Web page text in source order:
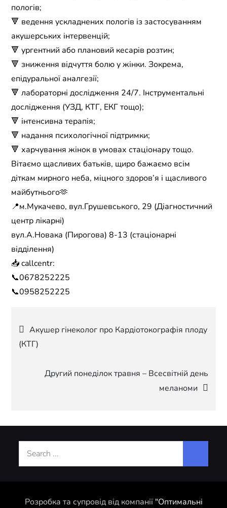
пологів;
🔻 ведення ускладнених пологів із застосуванням
акушерських інтервенцій;
🔻 ургентний або плановий кесарів розтин;
🔻 зниження відчуття болю у жінки. Зокрема,
епідуральної аналгезії;
🔻 лабораторні дослідження 24/7. Інструментальні
дослідження (УЗД, КТГ, ЕКГ тощо);
🔻 інтенсивна терапія;
🔻 надання психологічної підтримки;
🔻 харчування жінок в умовах стаціонару тощо.
Вітаємо щасливих батьків, щиро бажаємо всім
діткам мирного неба, міцного здоров’я і щасливого
майбутнього🫶
📍м.Мукачево, вул.Грушевського, 29 (Діагностичний
центр лікарні)
вул.А.Новака (Пирогова) 8-13 (стаціонарні
відділення)
📥 callcentr:
📞0678252225
📞0958252225
Навігація
записів
Акушер гінеколог про Кардіотокографія плоду
(КТГ)
Другий понеділок травня – Всесвітній день
меланоми
Search
Розробка та супровід від компанії "Оптимальні